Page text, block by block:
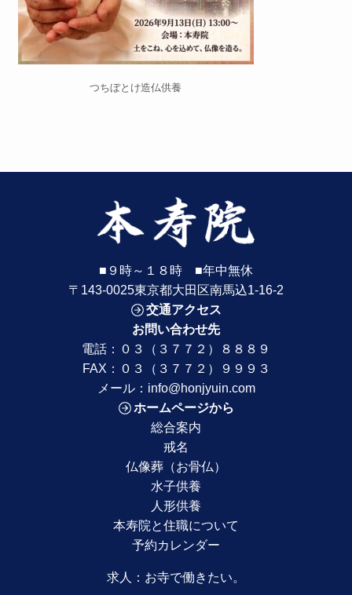
つちぼとけ造仏供養
■９時～１８時 ■年中無休
〒143-0025東京都大田区南馬込1-16-2
交通アクセス
お問い合わせ先
電話： ０３（３７７２）８８８９
FAX：０３（３７７２）９９９３
メール： info@honjyuin.com
ホームページから
総合案内
戒名
仏像葬（お骨仏）
水子供養
人形供養
本寿院と住職について
予約カレンダー
求人： お寺で働きたい。